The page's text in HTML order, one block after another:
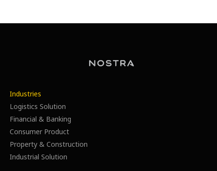
Industries
Logistics Solution
Financial & Banking
Consumer Product
Property & Construction
Industrial Solution